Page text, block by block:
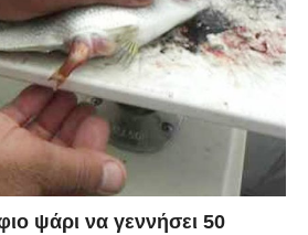
ψάρι να γεννήσει 50